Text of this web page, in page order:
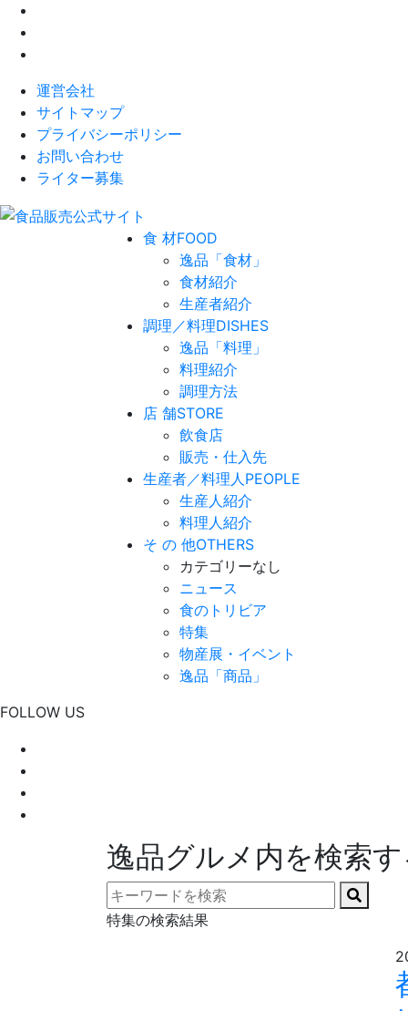
運営会社
サイトマップ
プライバシーポリシー
お問い合わせ
ライター募集
食 材FOOD
逸品「食材」
食材紹介
生産者紹介
調理／料理DISHES
逸品「料理」
料理紹介
調理方法
店 舗STORE
飲食店
販売・仕入先
生産者／料理人 PEOPLE
生産人紹介
料理人紹介
そ の 他OTHERS
カテゴリーなし
ニュース
食のトリビア
特集
物産展・イベント
逸品「商品」
FOLLOW US
逸品グルメ内を検索
特集の検索結果